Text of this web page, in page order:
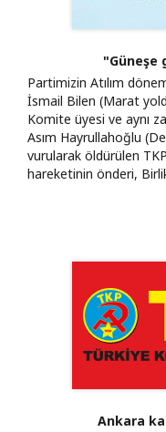
"Güneşe
Partimizin Atılım
İsmail Bilen (Marat
Komite üyesi ve aynı
Asım Hayrullahoğlu
vurularak öldürülen
hareketinin önderi,
Ankara